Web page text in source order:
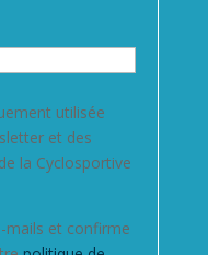
utilisée
et des
la Cyclosportive
mails et confirme